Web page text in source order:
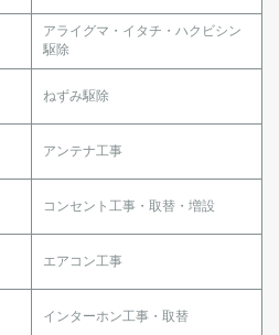
アライグマ・イタチ・ハクビシン
駆除
ねずみ駆除
アンテナ工事
コンセント工事・取替・増設
エアコン工事
インターホン工事・取替